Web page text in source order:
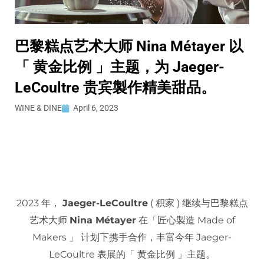
巴黎糕点艺术大师 Nina Métayer 以
「 黄金比例 」主题，为 Jaeger-
LeCoultre 贵宾製作精美甜品。
WINE & DINE April 6, 2023
2023 年， Jaeger-LeCoultre( 积家 ) 继续与巴黎糕点
艺术大师 Nina Métayer在「匠心製造 Made of
Makers 」 计划下携手合作，丰富今年 Jaeger-
LeCoultre 表展的「 黄金比例 」主题。